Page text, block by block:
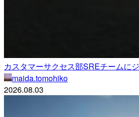
カスタマーサクセス部SREチームに
maida.tomohiko
2026.08.03